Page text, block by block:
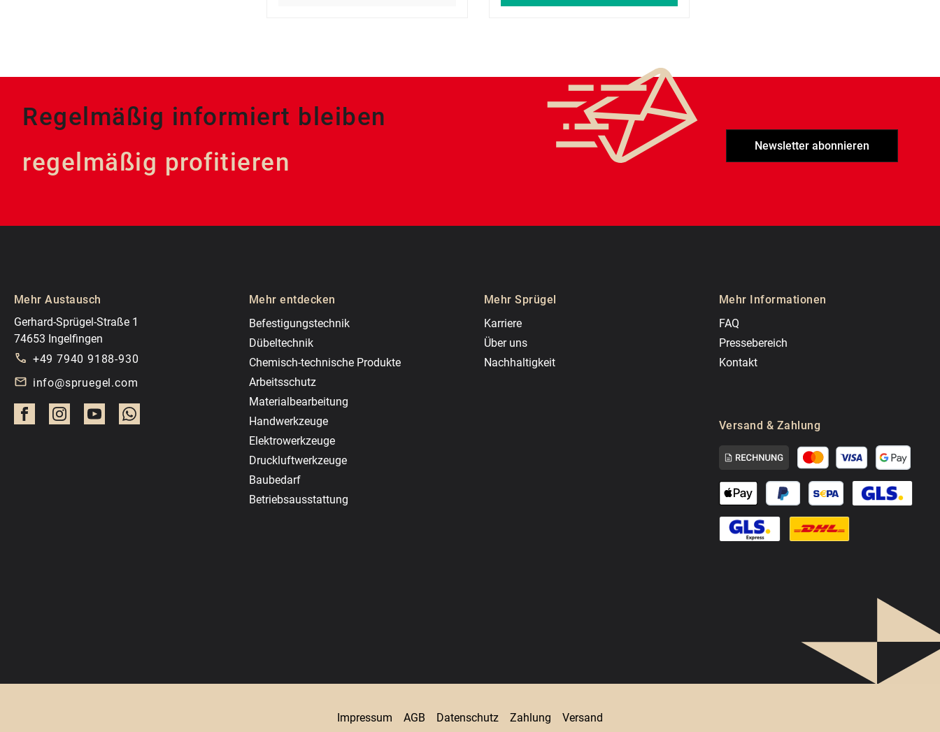
Regelmäßig informiert bleiben
regelmäßig profitieren
Newsletter abonnieren
Mehr Austausch
Gerhard-Sprügel-Straße 1
74653 Ingelfingen
+49 7940 9188-930
info@spruegel.com
Mehr entdecken
Befestigungstechnik
Dübeltechnik
Chemisch-technische Produkte
Arbeitsschutz
Materialbearbeitung
Handwerkzeuge
Elektrowerkzeuge
Druckluftwerkzeuge
Baubedarf
Betriebsausstattung
Mehr Sprügel
Karriere
Über uns
Nachhaltigkeit
Mehr Informationen
FAQ
Pressebereich
Kontakt
Versand & Zahlung
Impressum AGB Datenschutz Zahlung Versand